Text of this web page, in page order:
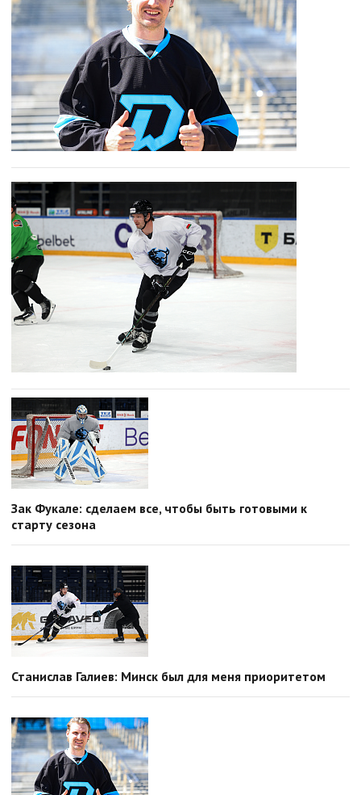
Зак Фукале: сделаем все, чтобы быть готовыми к
старту сезона
Станислав Галиев: Минск был для меня приоритетом